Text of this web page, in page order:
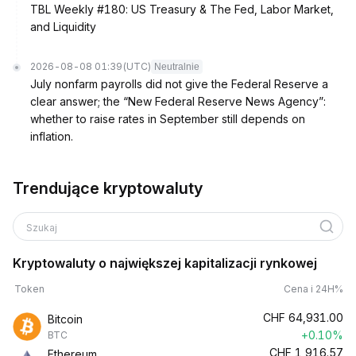
TBL Weekly #180: US Treasury & The Fed, Labor Market,
and Liquidity
2026-08-08 01:39 (UTC) Neutralnie
July nonfarm payrolls did not give the Federal Reserve a
clear answer; the “New Federal Reserve News Agency”:
whether to raise rates in September still depends on
inflation.
Trendujące kryptowaluty
Szukaj
Kryptowaluty o największej kapitalizacji rynkowej
Token Cena i 24H%
Bitcoin
BTC
CHF 64,931.00
+0.10%
CHF 1,916.57